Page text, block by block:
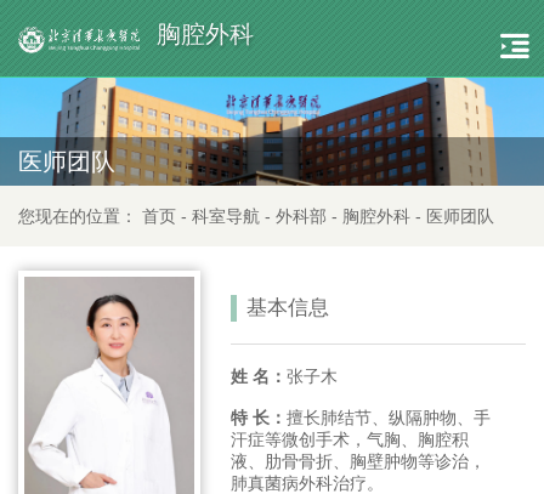
胸腔外科
医师团队
您现在的位置： 首页 - 科室导航 - 外科部 - 胸腔外科 - 医师团队
基本信息
姓 名： 张子木
特 长： 擅长肺结节、纵隔肿物、手
汗症等微创手术，气胸、胸腔积
液、肋骨骨折、胸壁肿物等诊治，
肺真菌病外科治疗。